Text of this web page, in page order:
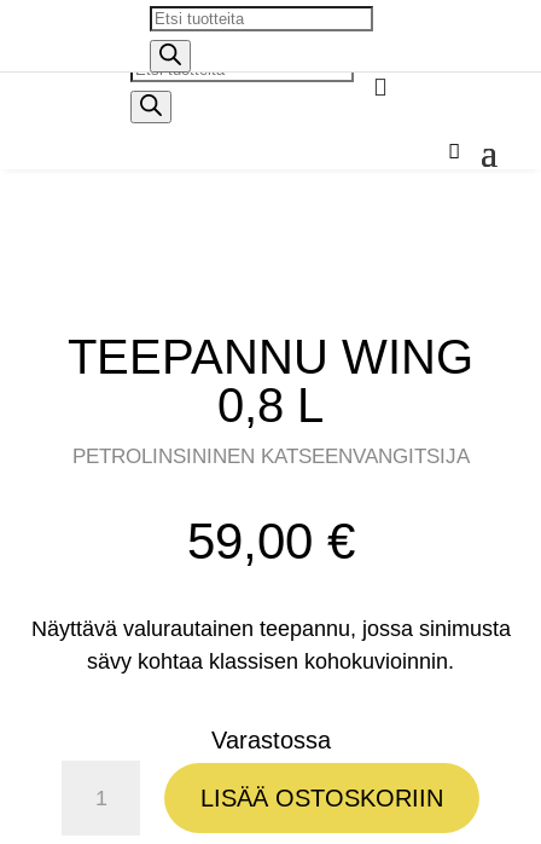
Products
search
Products
search

TEEPANNU WING
0,8 L
PETROLINSININEN KATSEENVANGITSIJA
59,00 €
Näyttävä valurautainen teepannu, jossa sinimusta
sävy kohtaa klassisen kohokuvioinnin.
Varastossa
LISÄÄ OSTOSKORIIN